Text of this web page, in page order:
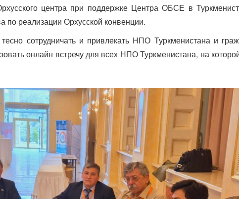
центра при поддержке Центра ОБСЕ в
по реализации Орхусской конвенции.
сотрудничать и привлекать НПО Туркменистана и
онлайн встречу для всех НПО Туркменистана, на